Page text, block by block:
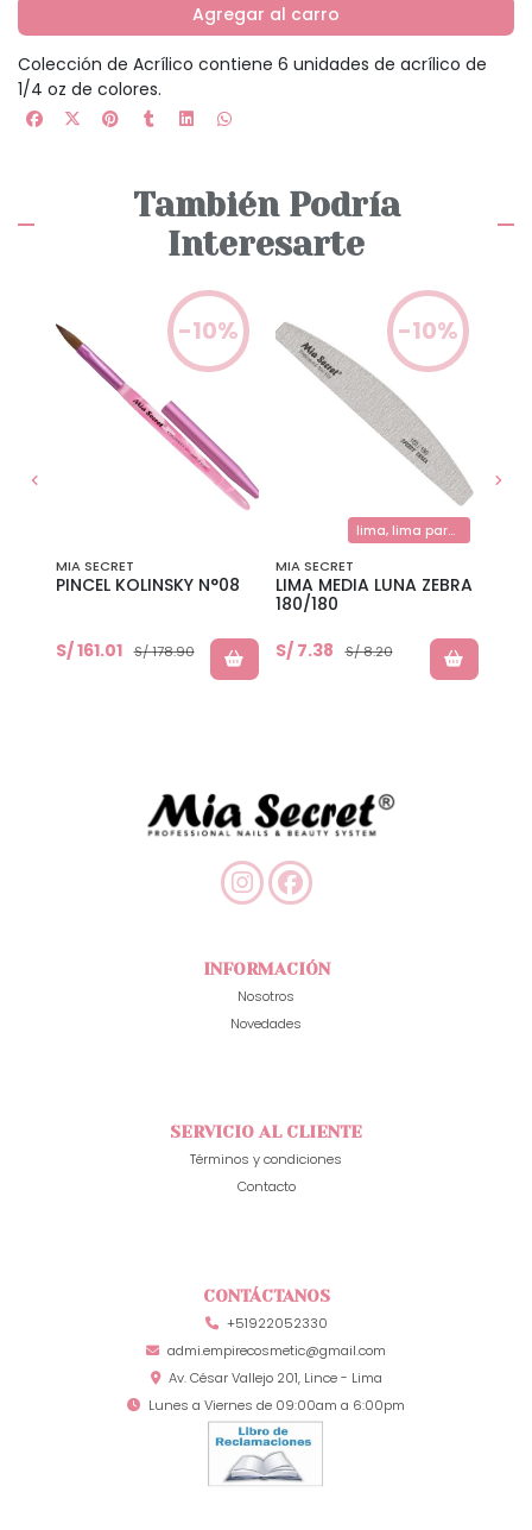
Agregar al carro
Colección de Acrílico contiene 6 unidades de acrílico de
1/4 oz de colores.
También Podría
Interesarte
-10%
MIA SECRET
PINCEL KOLINSKY N°08
S/ 161.01 S/ 178.90
-10%
lima, lima para uñas, limas acrilicos
MIA SECRET
LIMA MEDIA LUNA ZEBRA
180/180
S/ 7.38
S/ 8.20
INFORMACIÓN
Nosotros
Novedades
SERVICIO AL CLIENTE
Términos y condiciones
Contacto
CONTÁCTANOS
+51922052330
admi.empirecosmetic@gmail.com
Av. César Vallejo 201, Lince - Lima
Lunes a Viernes de 09:00am a 6:00pm